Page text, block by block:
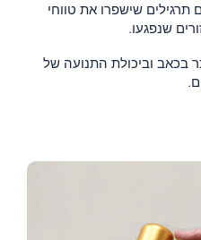
תרגילים שישפרו את טווחי
שנפגעו.
בכאב וביכולת התנועה של